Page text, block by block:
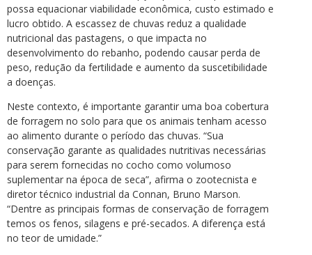
possa equacionar viabilidade econômica, custo estimado e
lucro obtido. A escassez de chuvas reduz a qualidade
nutricional das pastagens, o que impacta no
desenvolvimento do rebanho, podendo causar perda de
peso, redução da fertilidade e aumento da suscetibilidade
a doenças.
Neste contexto, é importante garantir uma boa cobertura
de forragem no solo para que os animais tenham acesso
ao alimento durante o período das chuvas. “Sua
conservação garante as qualidades nutritivas necessárias
para serem fornecidas no cocho como volumoso
suplementar na época de seca”, afirma o zootecnista e
diretor técnico industrial da Connan, Bruno Marson.
“Dentre as principais formas de conservação de forragem
temos os fenos, silagens e pré-secados. A diferença está
no teor de umidade.”